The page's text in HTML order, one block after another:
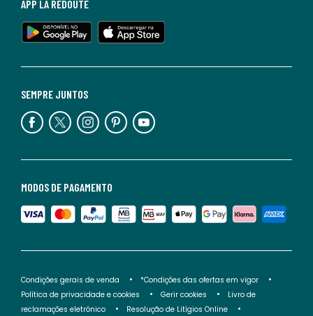
MODOS DE PAGAMENTO
SEMPRE JUNTOS
APP LA REDOUTE
Condições gerais de venda
*Condições das ofertas em vigor
Política de privacidade e cookies
Gerir cookies
Livro de
reclamações eletrónico
Resolução de Litígios Online